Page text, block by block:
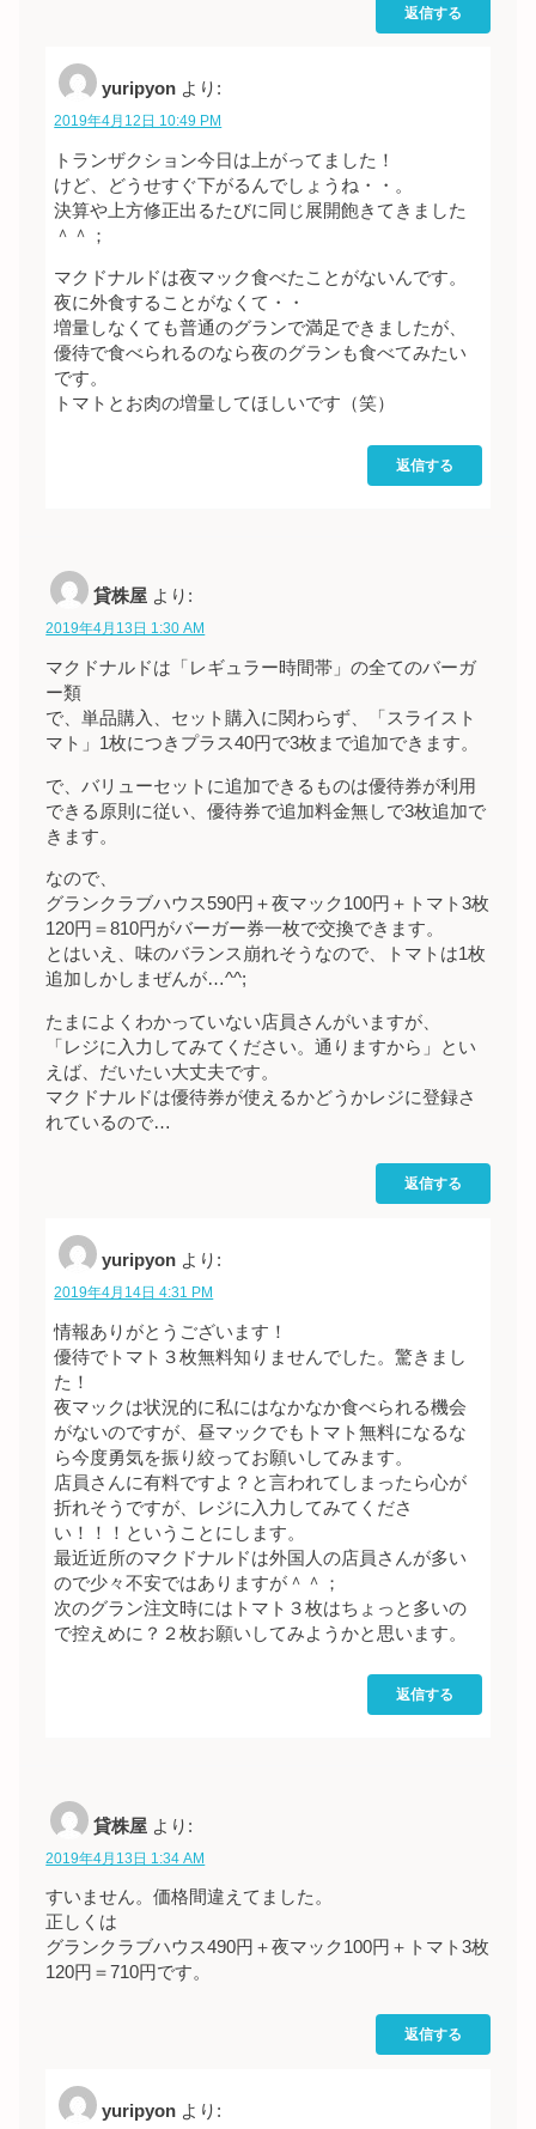
返信する
yuripyon より:
2019年4月12日 10:49 PM
トランザクション今日は上がってました！
けど、どうせすぐ下がるんでしょうね・・。
決算や上方修正出るたびに同じ展開飽きてきました
＾＾；
マクドナルドは夜マック食べたことがないんです。
夜に外食することがなくて・・
増量しなくても普通のグランで満足できましたが、
優待で食べられるのなら夜のグランも食べてみたい
です。
トマトとお肉の増量してほしいです（笑）
返信する
貸株屋 より:
2019年4月13日 1:30 AM
マクドナルドは「レギュラー時間帯」の全てのバーガ
ー類
で、単品購入、セット購入に関わらず、「スライスト
マト」1枚につきプラス40円で3枚まで追加できます。
で、バリューセットに追加できるものは優待券が利用
できる原則に従い、優待券で追加料金無しで3枚追加で
きます。
なので、
グランクラブハウス590円＋夜マック100円＋トマト3枚
120円＝810円がバーガー券一枚で交換できます。
とはいえ、味のバランス崩れそうなので、トマトは1枚
追加しかしまぜんが…^^;
たまによくわかっていない店員さんがいますが、
「レジに入力してみてください。通りますから」とい
えば、だいたい大丈夫です。
マクドナルドは優待券が使えるかどうかレジに登録さ
れているので…
返信する
yuripyon より:
2019年4月14日 4:31 PM
情報ありがとうございます！
優待でトマト３枚無料知りませんでした。驚きまし
た！
夜マックは状況的に私にはなかなか食べられる機会
がないのですが、昼マックでもトマト無料になるな
ら今度勇気を振り絞ってお願いしてみます。
店員さんに有料ですよ？と言われてしまったら心が
折れそうですが、レジに入力してみてくださ
い！！！ということにします。
最近近所のマクドナルドは外国人の店員さんが多い
ので少々不安ではありますが＾＾；
次のグラン注文時にはトマト３枚はちょっと多いの
で控えめに？２枚お願いしてみようかと思います。
返信する
貸株屋 より:
2019年4月13日 1:34 AM
すいません。価格間違えてました。
正しくは
グランクラブハウス490円＋夜マック100円＋トマト3枚
120円＝710円です。
返信する
yuripyon より: